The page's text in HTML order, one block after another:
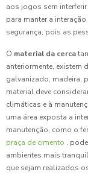
aos jogos sem
para manter a
segurança, pois as
O material da cerca
anteriormente, existem
galvanizado, madeira,
material deve
climáticas e à
uma área exposta a
manutenção, como o
praça de cimento ,
ambientes mais
que sejam realizados